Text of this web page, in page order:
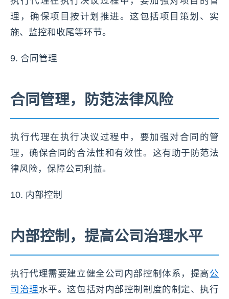
理，确保项目按计划推进。这包括项目策划、实
施、监控和收尾等环节。
9. 合同管理
合同管理，防范法律风险
执行代理在执行决议过程中，要加强对合同的管
理，确保合同的合法性和有效性。这有助于防范法
律风险，保障公司利益。
10. 内部控制
内部控制，提高公司治理水平
执行代理需要建立健全公司内部控制体系，提高公
司治理水平。这包括对内部控制制度的制定、执行